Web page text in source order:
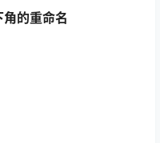
的重命名